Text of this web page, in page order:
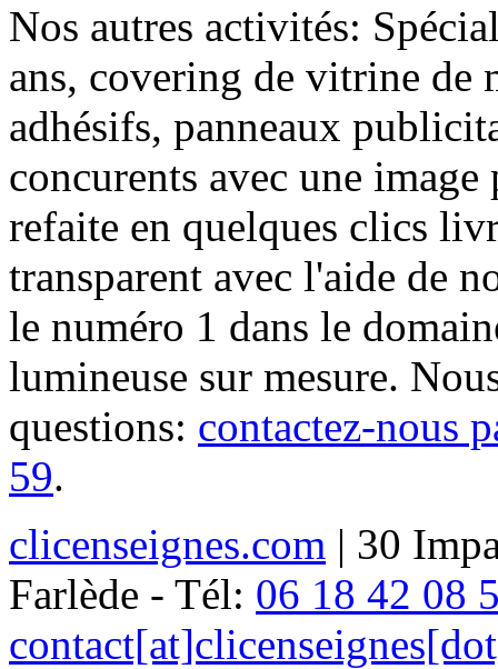
Nos autres activités:
ans, covering de vitrine de
adhésifs, panneaux
concurents avec une
refaite en quelques clics
transparent avec l'aide de
le numéro 1 dans le
lumineuse sur mesure.
questions: contactez-nous
59.
clicenseignes.com | 30
Farlède - Tél: 06 18 42 08